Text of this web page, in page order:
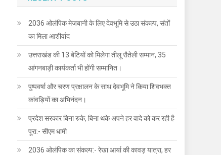
2036 ओलंपिक मेजबानी के लिए देवभूमि से उठा संकल्प, संतों
का मिला आशीर्वाद
उत्तराखंड की 13 बेटियों को मिलेगा तीलू रौतेली सम्मान, 35
आंगनबाड़ी कार्यकर्ता भी होंगी सम्मानित।
पुष्पवर्षा और चरण प्रक्षालन के साथ देवभूमि ने किया शिवभक्त
कांवड़ियों का अभिनंदन।
प्रदेश सरकार बिना रुके, बिना थके अपने हर वादे को कर रही है
पूरा:- सीएम धामी
2036 ओलंपिक का संकल्प:- रेखा आर्या की कावड़ यात्रा, हर